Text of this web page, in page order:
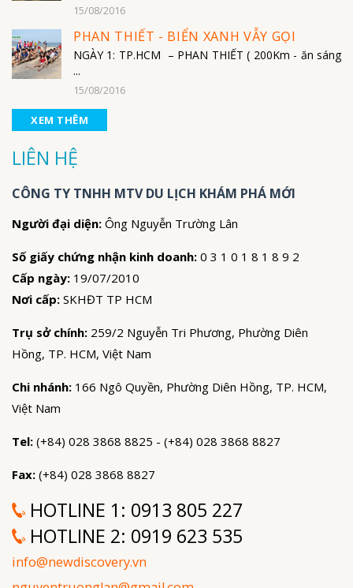
15/08/2016
PHAN THIẾT - BIỂN XANH VẪY GỌI
NGÀY 1: TP.HCM – PHAN THIẾT ( 200Km - ăn sáng
...
15/08/2016
XEM THÊM
LIÊN HỆ
CÔNG TY TNHH MTV DU LỊCH KHÁM PHÁ MỚI
Người đại diện: Ông Nguyễn Trường Lân
Số giấy chứng nhận kinh doanh: 0 3 1 0 1 8 1 8 9 2
Cấp ngày: 19/07/2010
Nơi cấp: SKHĐT TP HCM
Trụ sở chính: 259/2 Nguyễn Tri Phương, Phường Diên
Hồng, TP. HCM, Việt Nam
Chi nhánh: 166 Ngô Quyền, Phường Diên Hồng, TP. HCM,
Việt Nam
Tel: (+84) 028 3868 8825 - (+84) 028 3868 8827
Fax: (+84) 028 3868 8827
HOTLINE 1: 0913 805 227
HOTLINE 2: 0919 623 535
info@newdiscovery.vn